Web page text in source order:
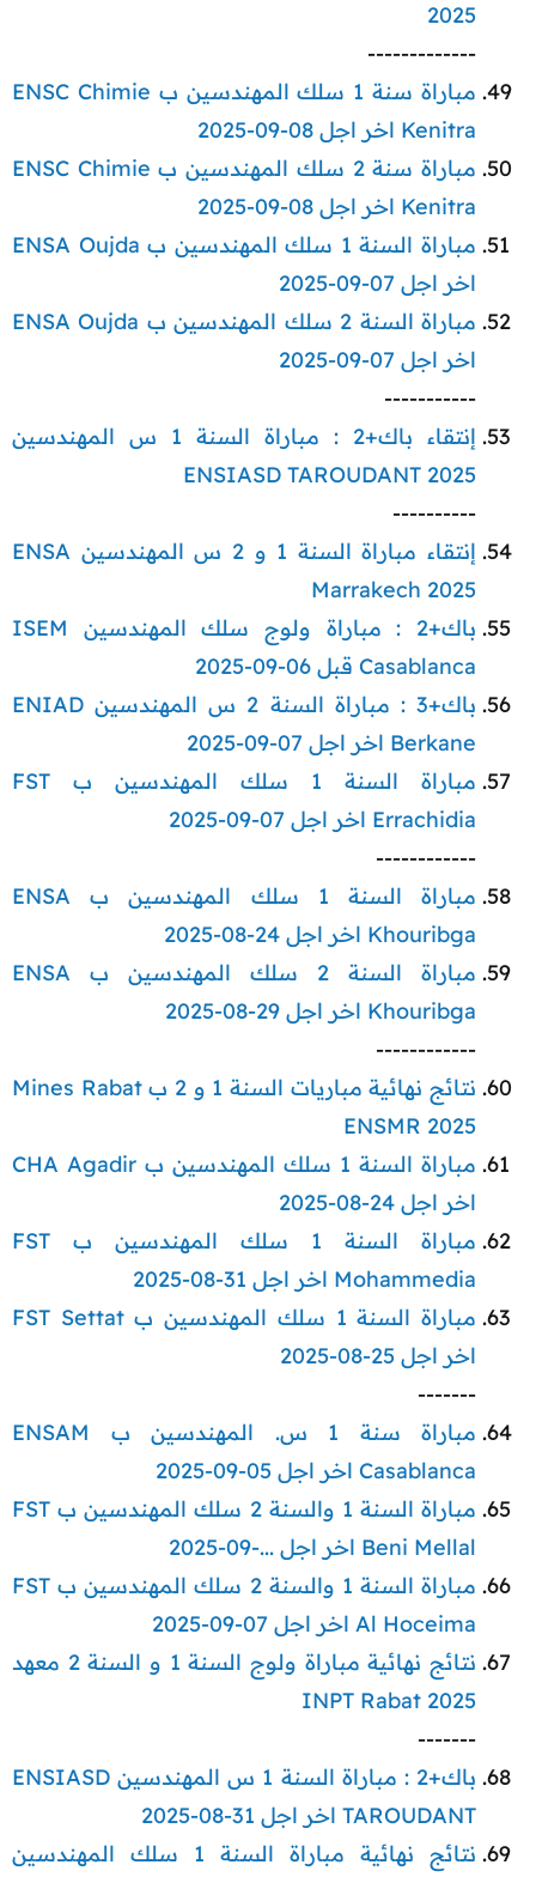
2025
-------------​
مباراة سنة 1 سلك المهندسين ب ENSC Chimie
Kenitra اخر اجل 08-09-2025
مباراة سنة 2 سلك المهندسين ب ENSC Chimie
Kenitra اخر اجل 08-09-2025
مباراة السنة 1 سلك المهندسين ب ENSA Oujda
اخر اجل 07-09-2025
مباراة السنة 2 سلك المهندسين ب ENSA Oujda
اخر اجل 07-09-2025
-----------​
إنتقاء باك+2 : مباراة السنة 1 س المهندسين
ENSIASD TAROUDANT 2025
----------​
إنتقاء مباراة السنة 1 و 2 س المهندسين ENSA
Marrakech 2025
باك+2 : مباراة ولوج سلك المهندسين ISEM
Casablanca قبل 06-09-2025
باك+3 : مباراة السنة 2 س المهندسين ENIAD
Berkane اخر اجل 07-09-2025
مباراة السنة 1 سلك المهندسين ب FST
Errachidia اخر اجل 07-09-2025
------------​
مباراة السنة 1 سلك المهندسين ب ENSA
Khouribga اخر اجل 24-08-2025
مباراة السنة 2 سلك المهندسين ب ENSA
Khouribga اخر اجل 29-08-2025
------------​
نتائج نهائية مباريات السنة 1 و 2 ب Mines Rabat
ENSMR 2025
مباراة السنة 1 سلك المهندسين ب CHA Agadir
اخر اجل 24-08-2025
مباراة السنة 1 سلك المهندسين ب FST
Mohammedia اخر اجل 31-08-2025
مباراة السنة 1 سلك المهندسين ب FST Settat
اخر اجل 25-08-2025
-------​
مباراة سنة 1 س. المهندسين ب ENSAM
Casablanca اخر اجل 05-09-2025
مباراة السنة 1 والسنة 2 سلك المهندسين ب FST
Beni Mellal اخر اجل ...-09-2025
مباراة السنة 1 والسنة 2 سلك المهندسين ب FST
Al Hoceima اخر اجل 07-09-2025
نتائج نهائية مباراة ولوج السنة 1 و السنة 2 معهد
INPT Rabat 2025
-------​
باك+2 : مباراة السنة 1 س المهندسين ENSIASD
TAROUDANT اخر اجل 31-08-2025
نتائج نهائية مباراة السنة 1 سلك المهندسين